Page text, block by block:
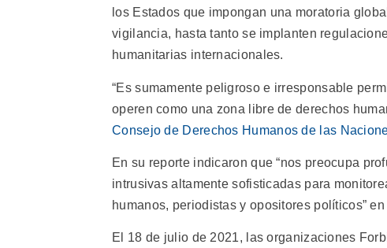
los Estados que impongan una moratoria
vigilancia, hasta tanto se implanten
humanitarias internacionales.
“Es sumamente peligroso e irresponsable
operen como una zona libre de derechos
Consejo de Derechos Humanos de las
En su reporte indicaron que “nos preocupa
intrusivas altamente sofisticadas para
humanos, periodistas y opositores políticos”
El 18 de julio de 2021, las organizaciones